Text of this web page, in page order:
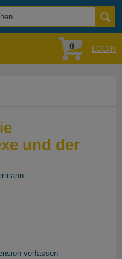
0 LOGIN
und der
verfassen